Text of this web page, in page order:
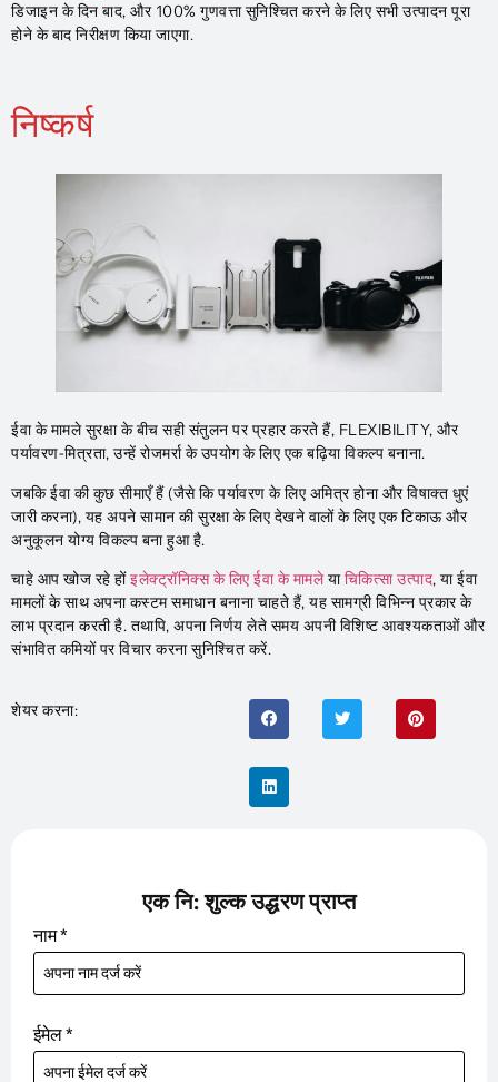
डिजाइन के दिन बाद, और 100% गुणवत्ता सुनिश्चित करने के लिए सभी उत्पादन पूरा
होने के बाद निरीक्षण किया जाएगा.
निष्कर्ष
ईवा के मामले सुरक्षा के बीच सही संतुलन पर प्रहार करते हैं, FLEXIBILITY, और
पर्यावरण-मित्रता, उन्हें रोजमर्रा के उपयोग के लिए एक बढ़िया विकल्प बनाना.
जबकि ईवा की कुछ सीमाएँ हैं (जैसे कि पर्यावरण के लिए अमित्र होना और विषाक्त धुएं
जारी करना), यह अपने सामान की सुरक्षा के लिए देखने वालों के लिए एक टिकाऊ और
अनुकूलन योग्य विकल्प बना हुआ है.
चाहे आप खोज रहे होंइलेक्ट्रॉनिक्स के लिए ईवा के मामलेयाचिकित्सा उत्पाद, या ईवा
मामलों के साथ अपना कस्टम समाधान बनाना चाहते हैं, यह सामग्री विभिन्न प्रकार के
लाभ प्रदान करती है. तथापि, अपना निर्णय लेते समय अपनी विशिष्ट आवश्यकताओं और
संभावित कमियों पर विचार करना सुनिश्चित करें.
शेयर करना:
एक नि: शुल्क उद्धरण प्राप्त
नाम*
ईमेल*